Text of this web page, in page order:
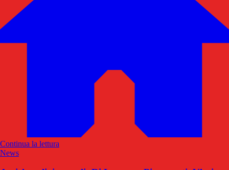
Continua la lettura
News